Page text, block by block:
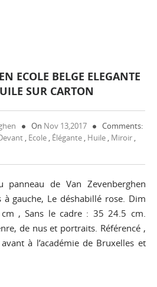
ECOLE BELGE ELEGANTE
SUR CARTON
On Nov 13,2017
Comments:
, Ecole , Élégante , Huile , Miroir ,
de Van Zevenberghen
à gauche, Le déshabillé rose. Dim
, Sans le cadre : 35 24.5 cm.
de nus et portraits. Référencé ,
à l’académie de Bruxelles et